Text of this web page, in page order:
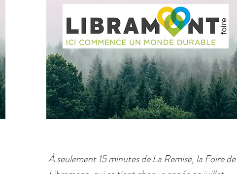
À seulement 15 minutes de La Remise, la Foire de